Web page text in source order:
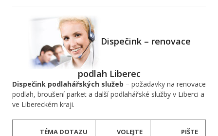
Dispečink – renovace
podlah Liberec
Dispečink podlahářských služeb – požadavky na renovace
podlah, broušení parket a další podlahářské služby v Liberci a
ve Libereckém kraji.
TÉMA DOTAZU VOLEJTE PIŠTE